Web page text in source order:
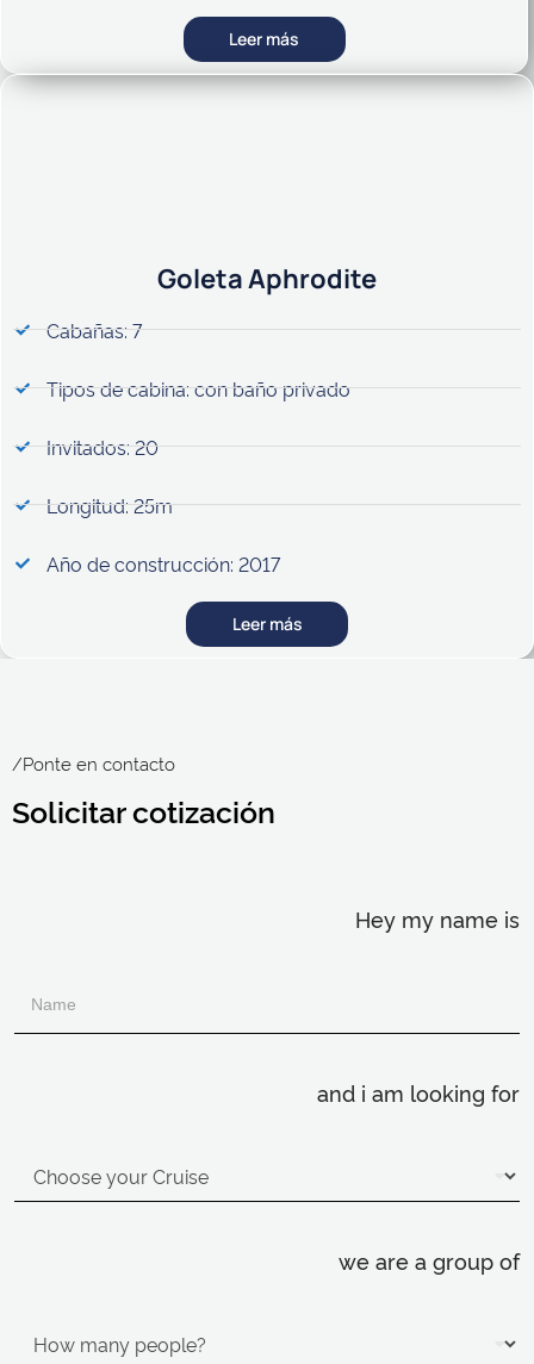
Leer más
Goleta Aphrodite
Cabañas: 7
Tipos de cabina: con baño privado
Invitados: 20
Longitud: 25m
Año de construcción: 2017
Leer más
/Ponte en contacto
Solicitar cotización
Hey my name is
and i am looking for
we are a group of